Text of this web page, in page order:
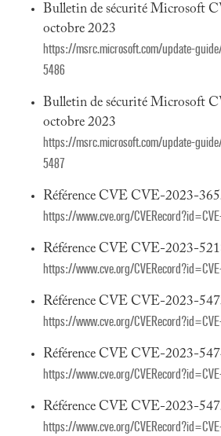
Bulletin de sécurité Microsoft
octobre 2023
https://msrc.microsoft.com/update-
5486
Bulletin de sécurité Microsoft
octobre 2023
https://msrc.microsoft.com/update-
5487
Référence CVE CVE-2023-
https://www.cve.org/
Référence CVE CVE-2023-
https://www.cve.org/
Référence CVE CVE-2023-
https://www.cve.org/
Référence CVE CVE-2023-
https://www.cve.org/
Référence CVE CVE-2023-
https://www.cve.org/